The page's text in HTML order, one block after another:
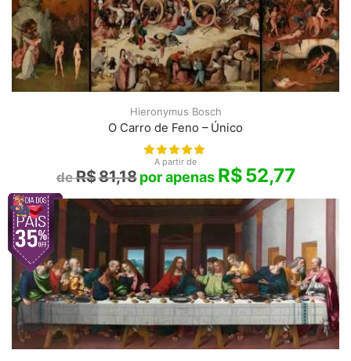
Hieronymus Bosch
O Carro de Feno – Único
A partir de
R$81,18 R$52,77